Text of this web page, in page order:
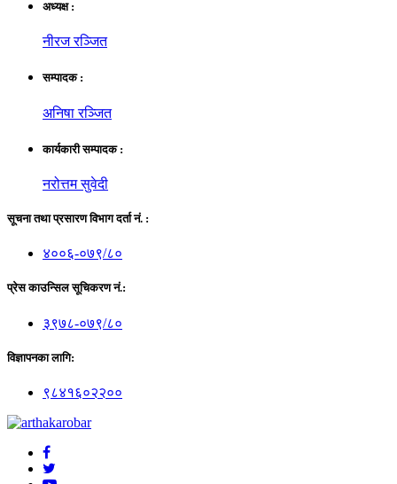
अध्यक्ष :
नीरज रञ्जित
सम्पादक :
अनिषा रञ्जित
कार्यकारी सम्पादक :
नरोत्तम सुवेदी
सूचना तथा प्रसारण विभाग दर्ता नं. :
४००६-०७९/८०
प्रेस काउन्सिल सूचिकरण नं.:
३९७८-०७९/८०
विज्ञापनका लागि:
९८४१६०२२००